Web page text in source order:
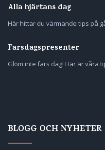
Alla hjärtans dag
Här hittar du värmande tips på
Farsdagspresenter
Glöm inte fars dag! Här är våra
BLOGG OCH NYHETER